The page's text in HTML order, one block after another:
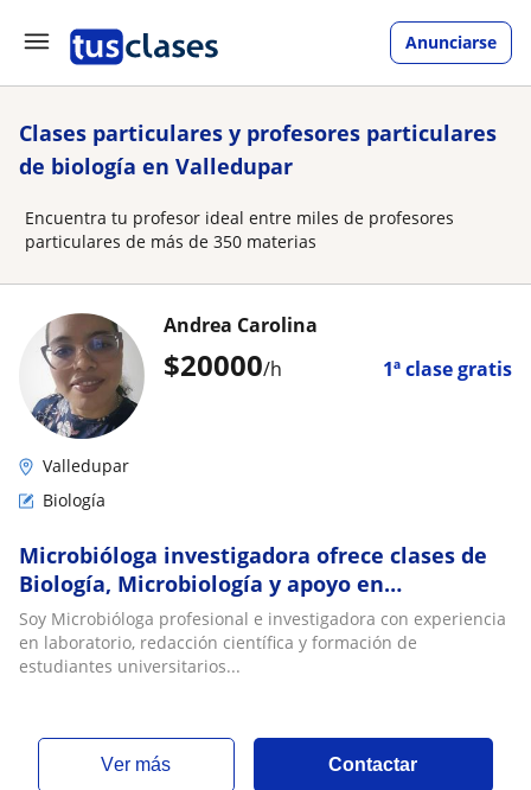
Anunciarse
Clases particulares y profesores particulares
de biología en Valledupar
Encuentra tu profesor ideal entre miles de profesores
particulares de más de 350 materias
$20000/h 1ª clase gratis
Andrea Carolina
Valledupar
Biología
Microbióloga investigadora ofrece clases de
Biología, Microbiología y apoyo en
investigación, tesis y laboratorio
Soy Microbióloga profesional e investigadora con experiencia
en laboratorio, redacción científica y formación de
estudiantes universitarios...
ver más Contactar